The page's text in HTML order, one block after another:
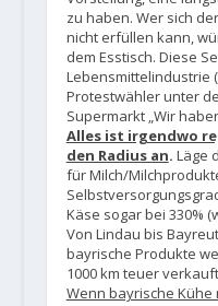
zu haben. Wer sich
nicht erfüllen kann,
dem Esstisch. Diese
Lebensmittelindustrie
Protestwähler unter
Supermarkt „Wir
Alles ist irgendwo
den Radius an. Läge
für Milch/
Käse sogar bei 330%
Von Lindau bis
bayrische Produkte
1000 km teuer
Wenn bayrische